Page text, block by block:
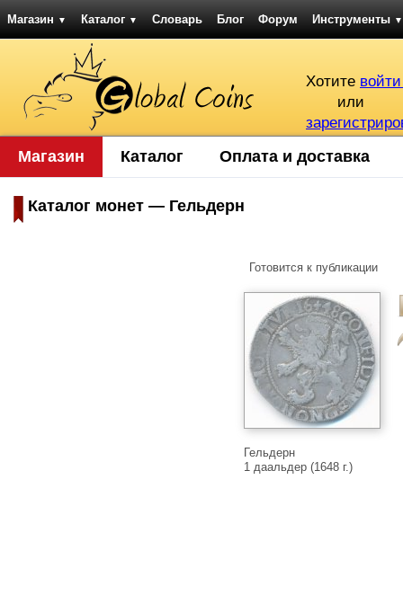
Магазин ▼ Каталог ▼ Словарь Блог Форум Инструменты ▼
Хотите
или
Магазин Каталог Оплата и доставка
Каталог монет — Гельдерн
Готовится к публикации
Гельдерн
1 даальдер (1648 г.)